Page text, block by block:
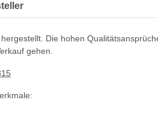
Die hohen
gehen.